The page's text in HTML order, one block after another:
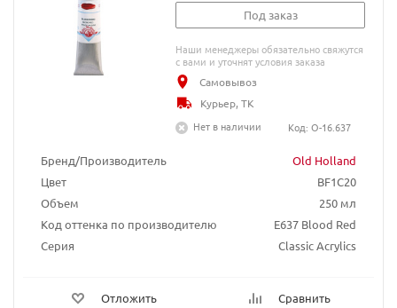
Бренд/Производитель
Old Holland
Цвет
BF1C20
Объем
250 мл
Код оттенка по производителю
E637 Blood Red
Серия
Classic Acrylics
Отложить Сравнить
Под заказ
Наши менеджеры обязательно свяжутся
с вами и уточнят условия заказа
Самовывоз
Курьер, ТК
Нет в наличии
Код: O-16.637